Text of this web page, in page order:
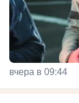
вчера в 09:44